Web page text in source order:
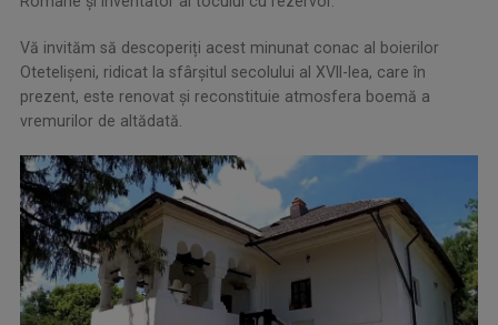
Vă invităm să descoperiți acest minunat conac al boierilor
Otetelișeni, ridicat la sfârșitul secolului al XVII-lea, care în
prezent, este renovat și reconstituie atmosfera boemă a
vremurilor de altădată.